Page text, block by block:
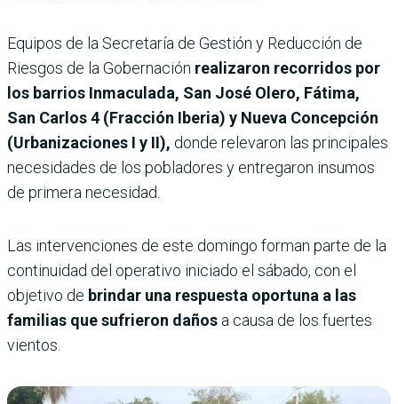
Equipos de la Secretaría de Gestión y Reducción de
Riesgos de la Gobernación realizaron recorridos por
los barrios Inmaculada, San José Olero, Fátima,
San Carlos 4 (Fracción Iberia) y Nueva Concepción
(Urbanizaciones I y II), donde relevaron las principales
necesidades de los pobladores y entregaron insumos
de primera necesidad.
Las intervenciones de este domingo forman parte de la
continuidad del operativo iniciado el sábado, con el
objetivo de brindar una respuesta oportuna a las
familias que sufrieron daños a causa de los fuertes
vientos.